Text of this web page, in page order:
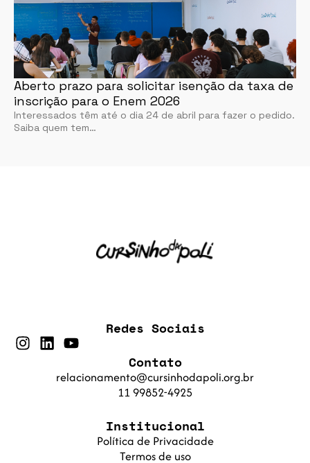
Aberto prazo para solicitar isenção da taxa de
inscrição para o Enem 2026
Interessados têm até o dia 24 de abril para fazer o pedido.
Saiba quem tem…
Institucional
Política de Privacidade
Termos de uso
Contato
relacionamento@cursinhodapoli.org.br
11 99852-4925
Redes Sociais